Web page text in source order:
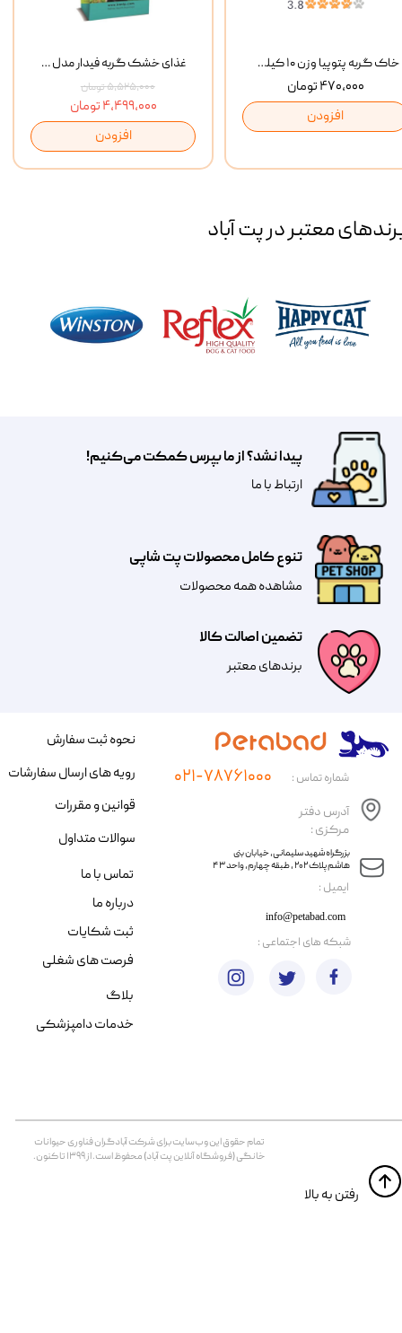
غذای خشک گربه فیدار مدل Adult وزن 10 کیلوگرم
۵,۵۲۵,۰۰۰ تومان
۴,۴۹۹,۰۰۰ تومان
افزودن
خاک گربه پتوپیا وزن ۱۰ کیلوگرم
۴۷۰,۰۰۰ تومان
افزودن
معتبر در پت آباد
تضمین اصالت کالا
​​برندهای معتبر​​​​​​​
تنوع کامل محصولات پت شاپی
مشاهده همه محصولات
پیدا نشد؟ از ما بپرس کمکت می‌کنیم!
​​​ارتباط با ما
​ایمیل :
آدرس دفتر
مرکزی :
info@petabad.com
​​بزرگراه شهید سلیمانی، خیابان بنی
هاشم پلاک ۲۰۲ ، طبقه چهارم، واحد ۴۳
شماره تماس : ۰۲۱-۷۸۷۶۱۰۰۰
تمام حقوق اين وب‌سايت برای شرکت آبادگران فناوری حیوانات
خانگی (فروشگاه آنلاین پت آباد) محفوظ است. از ۱۳۹۹ تا کنون.
​​رفتن به بالا
نحوه ثبت سفارش
رویه های ارسال سفارشات
قوانین و مقررات
سوالات متداول
تماس با ما
درباره ما
ثبت شکایات
فرصت های شغلی
​شبکه های اجتماعی :
بلاگ
خدمات دامپزشکی